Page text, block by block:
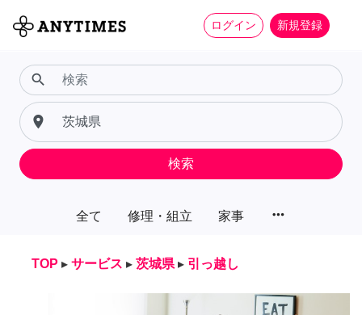
ログイン 新規登録
全て 修理・組立 家事 more_horiz
search
place
検索
TOP ▸ サービス ▸ 茨城県 ▸ 引っ越し